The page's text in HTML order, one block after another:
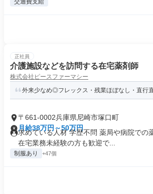
交通費支給
正社員
介護施設などを訪問する在宅薬剤師
株式会社ピースファーマシー
外来少なめ◎フレックス・残業ほぼなし・直行
〒661-0002兵庫県尼崎市塚口町
月給38万円～50万円
求めている人材 学歴不問 薬局や病院での
在宅業務未経験の方も歓迎で...
制服あり +47個